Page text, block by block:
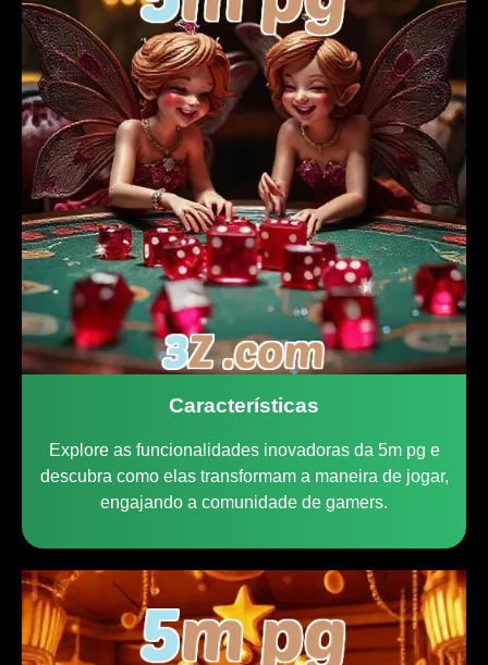
Características
Explore as funcionalidades inovadoras da 5m pg e
descubra como elas transformam a maneira de jogar,
engajando a comunidade de gamers.